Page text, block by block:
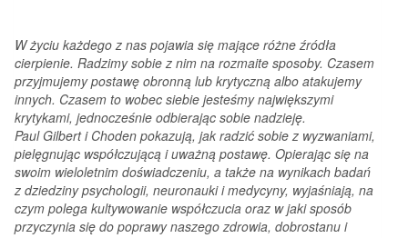
W życiu każdego z nas pojawia się mające różne źródła
cierpienie. Radzimy sobie z nim na rozmaite sposoby. Czasem
przyjmujemy postawę obronną lub krytyczną albo atakujemy
innych. Czasem to wobec siebie jesteśmy największymi
krytykami, jednocześnie odbierając sobie nadzieję.
Paul Gilbert i Choden pokazują, jak radzić sobie z wyzwaniami,
pielęgnując współczującą i uważną postawę. Opierając się na
swoim wieloletnim doświadczeniu, a także na wynikach badań
z dziedziny psychologii, neuronauki i medycyny, wyjaśniają, na
czym polega kultywowanie współczucia oraz w jaki sposób
przyczynia się do poprawy naszego zdrowia, dobrostanu i